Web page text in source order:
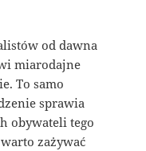
od dawna
miarodajne
To samo
sprawia
obywateli tego
zażywać